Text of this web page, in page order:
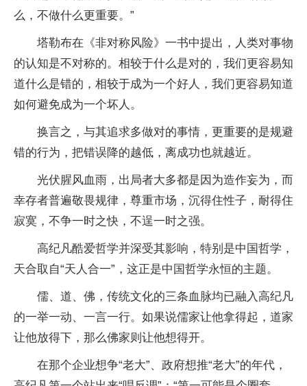
么，不做什么更重要。”
塔勒布在《非对称风险》一书中提出，人类对事物
的认知是不对称的。相较于什么是对的，我们更容易知
道什么是错的，相较于成为一个好人，我们更容易知道
如何避免成为一个坏人。
换言之，与其追求多做对的事情，更重要的是规避
错的行为，把错误降的越低，离成功也就越近。
光伏腥风血雨，出局者大多都是因为造作妄为，而
幸存者普遍敬畏规律，尊重市场，沉得住性子，耐得住
寂寞，不争一时之快，不逞一时之强。
高纪凡酷爱哲学并深受其影响，特别是中国哲学，
天合取自“天人合一”，这正是中国哲学永恒的主题。
儒、道、佛，传统文化的三条血脉均已融入高纪凡
的一举一动、一言一行。如果说儒家让他拿得起，道家
让他放得下，那么佛家则让他想得开。
在那个企业想争“老大”、政府想推“老大”的年代，